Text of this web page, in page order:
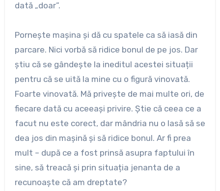
dată „doar”.
Pornește mașina și dă cu spatele ca să iasă din
parcare. Nici vorbă să ridice bonul de pe jos. Dar
știu că se gândește la ineditul acestei situații
pentru că se uită la mine cu o figură vinovată.
Foarte vinovată. Mă privește de mai multe ori, de
fiecare dată cu aceeași privire. Știe că ceea ce a
facut nu este corect, dar mândria nu o lasă să se
dea jos din mașină și să ridice bonul. Ar fi prea
mult – după ce a fost prinsă asupra faptului în
sine, să treacă și prin situația jenanta de a
recunoaște că am dreptate?